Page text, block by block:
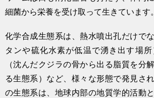
細菌から栄養を受け取って生きています。
化学合成生態系は、熱水噴出孔だけで
タンや硫化水素が低温で湧き出す場
（沈んだクジラの骨から出る脂質を分
る生態系）など、様々な形態で発見さ
の生態系は、地球内部の地質学的活動